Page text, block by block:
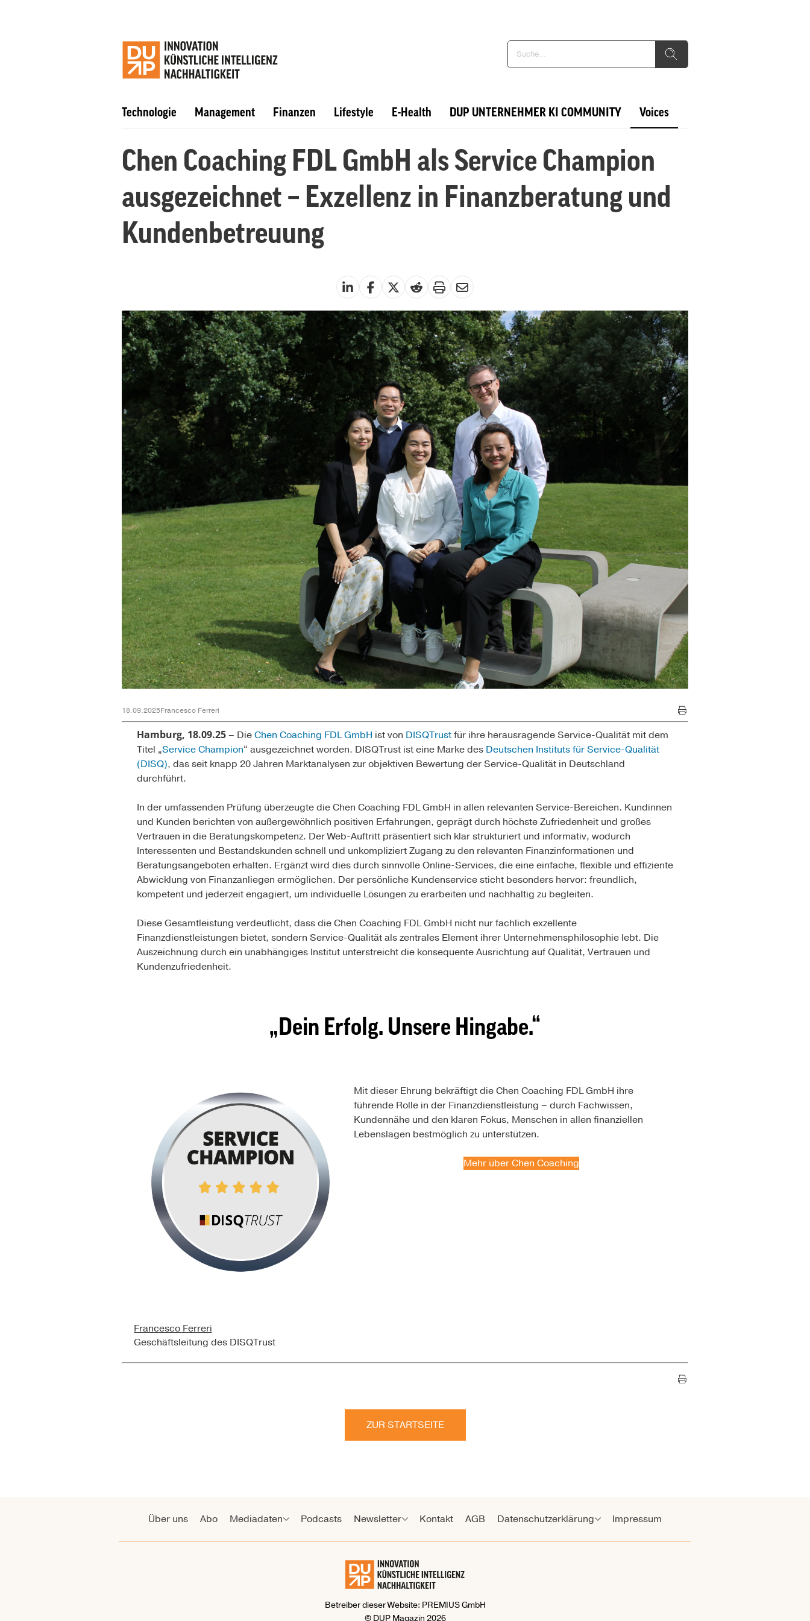
Technologie Management Finanzen Lifestyle E-Health DUP UNTERNEHMER KI COMMUNITY Voices
Chen Coaching FDL GmbH als Service Champion
ausgezeichnet – Exzellenz in Finanzberatung und
Kundenbetreuung
18.09.2025Francesco Ferreri
Hamburg, 18.09.25– DieChen Coaching FDL GmbH ist von DISQTrustfür ihre herausragende Service-Qualität mit dem
Titel „Service Champion“ ausgezeichnet worden. DISQTrust ist eine Marke des Deutschen Instituts für Service-Qualität
(DISQ), das seit knapp 20 Jahren Marktanalysen zur objektiven Bewertung der Service-Qualität in Deutschland
durchführt.
In der umfassenden Prüfung überzeugte die Chen Coaching FDL GmbH in allen relevanten Service-Bereichen. Kundinnen
und Kunden berichten von außergewöhnlich positiven Erfahrungen, geprägt durch höchste Zufriedenheit und großes
Vertrauen in die Beratungskompetenz. Der Web-Auftritt präsentiert sich klar strukturiert und informativ, wodurch
Interessenten und Bestandskunden schnell und unkompliziert Zugang zu den relevanten Finanzinformationen und
Beratungsangeboten erhalten. Ergänzt wird dies durch sinnvolle Online-Services, die eine einfache, flexible und effiziente
Abwicklung von Finanzanliegen ermöglichen. Der persönliche Kundenservice sticht besonders hervor: freundlich,
kompetent und jederzeit engagiert, um individuelle Lösungen zu erarbeiten und nachhaltig zu begleiten.
Diese Gesamtleistung verdeutlicht, dass die Chen Coaching FDL GmbH nicht nur fachlich exzellente
Finanzdienstleistungen bietet, sondern Service-Qualität als zentrales Element ihrer Unternehmensphilosophie lebt. Die
Auszeichnung durch ein unabhängiges Institut unterstreicht die konsequente Ausrichtung auf Qualität, Vertrauen und
Kundenzufriedenheit.
Dein Erfolg. Unsere Hingabe.
Mit dieser Ehrung bekräftigt die Chen Coaching FDL GmbH ihre
führende Rolle in der Finanzdienstleistung – durch Fachwissen,
Kundennähe und den klaren Fokus, Menschen in allen finanziellen
Lebenslagen bestmöglich zu unterstützen.
Mehr über Chen Coaching
Francesco Ferreri
Geschäftsleitung des DISQTrust
ZUR STARTSEITE
Über uns Abo Mediadaten Podcasts Newsletter Kontakt AGB Datenschutzerklärung Impressum
Betreiber dieser Website: PREMIUS GmbH
© DUP Magazin 2026